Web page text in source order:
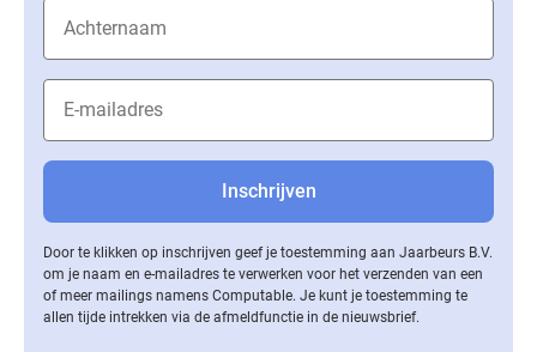
Door te klikken op inschrijven geef je toestemming aan Jaarbeurs B.V.
om je naam en e-mailadres te verwerken voor het verzenden van een
of meer mailings namens Computable. Je kunt je toestemming te
allen tijde intrekken via de af­meld­func­tie in de nieuwsbrief.